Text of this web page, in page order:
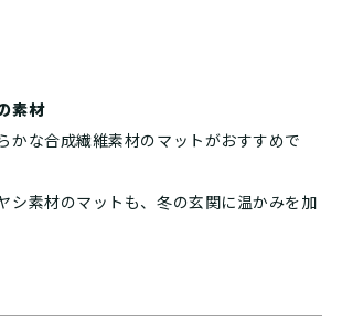
素材
かな合成繊維素材のマットがおすすめで
シ素材のマットも、冬の玄関に温かみを加